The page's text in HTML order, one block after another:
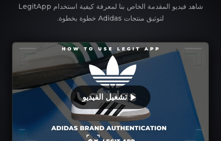
شاهد فيديو المقدمة الخاص بنا لمعرفة كيفية استخدام LegitApp
لتوثيق منتجات Adidas خطوة بخطوة.
تشغيل الفيديو